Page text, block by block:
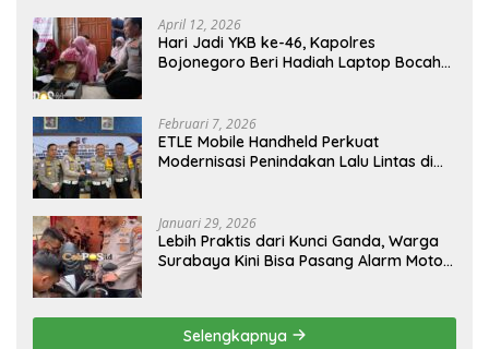
April 12, 2026
Hari Jadi YKB ke-46, Kapolres
Bojonegoro Beri Hadiah Laptop Bocah
Februari 7, 2026
ETLE Mobile Handheld Perkuat
Modernisasi Penindakan Lalu Lintas di
Januari 29, 2026
Lebih Praktis dari Kunci Ganda, Warga
Surabaya Kini Bisa Pasang Alarm Motor
Selengkapnya